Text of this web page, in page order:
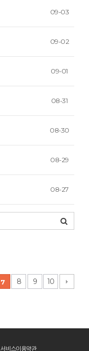
09-03
09-02
09-01
08-31
08-30
08-29
08-27
7 8 9 10
서비스이용약관